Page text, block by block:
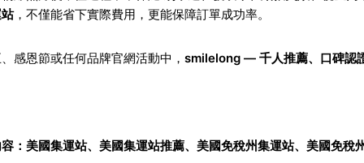
，不僅能省下實際費用，更能保障訂單成功率。
感恩節或任何品牌官網活動中， smilelong — 千人推薦、口碑認
： 美國集運站、美國集運站推薦、 美國免稅州集運站、美國免稅